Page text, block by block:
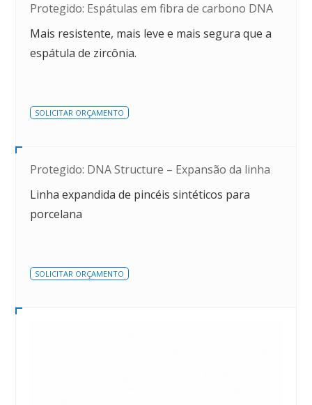
Protegido: Espátulas em fibra de carbono DNA
Mais resistente, mais leve e mais segura que a
espátula de zircônia.
SOLICITAR ORÇAMENTO
Protegido: DNA Structure – Expansão da linha
Linha expandida de pincéis sintéticos para
porcelana
SOLICITAR ORÇAMENTO